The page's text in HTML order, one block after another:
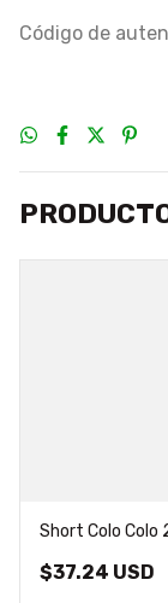
Código de
Short Colo Colo
$37.24 USD